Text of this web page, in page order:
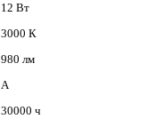
12 Вт
3000 К
980 лм
A
30000 ч